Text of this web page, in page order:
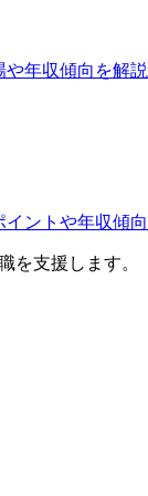
年収傾向を解説
ントや年収傾
を支援します。